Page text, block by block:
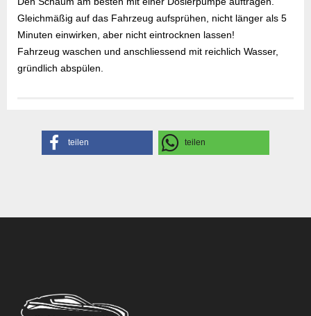
Gleichmäßig auf das Fahrzeug aufsprühen, nicht länger als 5
Minuten einwirken, aber nicht eintrocknen lassen!
Fahrzeug waschen und anschliessend mit reichlich Wasser,
gründlich abspülen.
teilen teilen